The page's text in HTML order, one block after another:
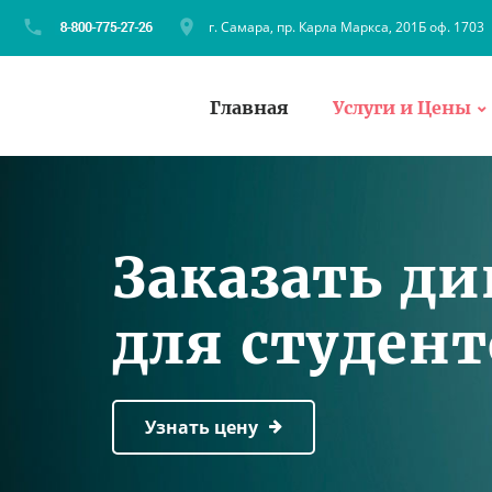
г. Самара, пр. Карла Маркса, 201Б оф. 1703
Главная Услуги и Цены
Заказать
для
Узнать цену